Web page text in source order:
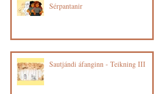
Sérpantanir
Sautjándi áfanginn - Teikning III